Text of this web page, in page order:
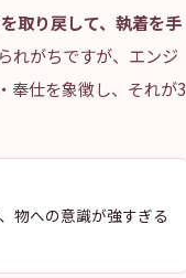
取り戻して、執着を手
れがちですが、エンジ
奉仕を象徴し、それが3
物への意識が強すぎる